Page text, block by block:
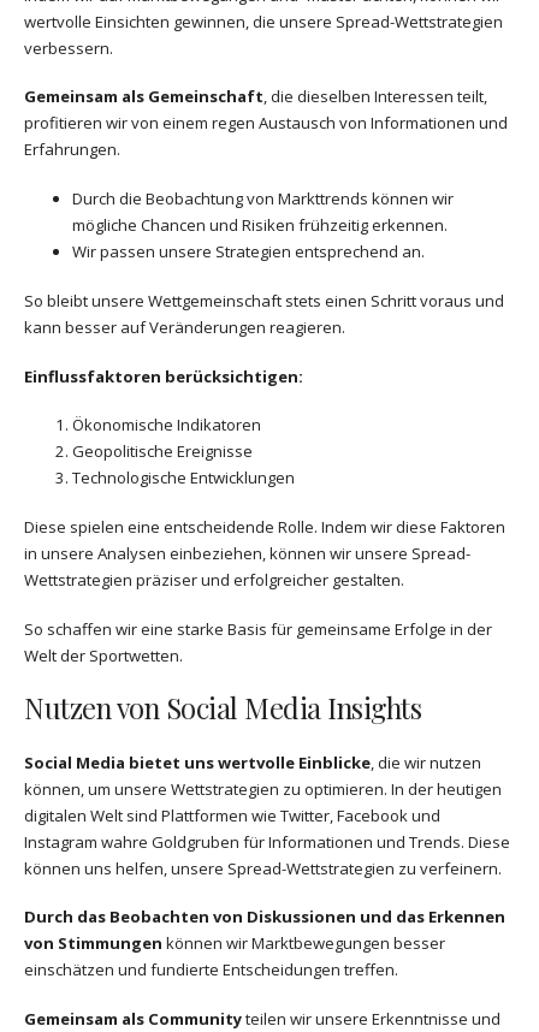
wertvolle Einsichten gewinnen, die unsere Spread-Wettstrategien
verbessern.
Gemeinsam als Gemeinschaft, die dieselben Interessen teilt,
profitieren wir von einem regen Austausch von Informationen und
Erfahrungen.
Durch die Beobachtung von Markttrends können wir
mögliche Chancen und Risiken frühzeitig erkennen.
Wir passen unsere Strategien entsprechend an.
So bleibt unsere Wettgemeinschaft stets einen Schritt voraus und
kann besser auf Veränderungen reagieren.
Einflussfaktoren berücksichtigen:
Ökonomische Indikatoren
Geopolitische Ereignisse
Technologische Entwicklungen
Diese spielen eine entscheidende Rolle. Indem wir diese Faktoren
in unsere Analysen einbeziehen, können wir unsere Spread-
Wettstrategien präziser und erfolgreicher gestalten.
So schaffen wir eine starke Basis für gemeinsame Erfolge in der
Welt der Sportwetten.
Nutzen von Social Media Insights
Social Media bietet uns wertvolle Einblicke, die wir nutzen
können, um unsere Wettstrategien zu optimieren. In der heutigen
digitalen Welt sind Plattformen wie Twitter, Facebook und
Instagram wahre Goldgruben für Informationen und Trends. Diese
können uns helfen, unsere Spread-Wettstrategien zu verfeinern.
Durch das Beobachten von Diskussionen und das Erkennen
von Stimmungen können wir Marktbewegungen besser
einschätzen und fundierte Entscheidungen treffen.
Gemeinsam als Communityteilen wir unsere Erkenntnisse und